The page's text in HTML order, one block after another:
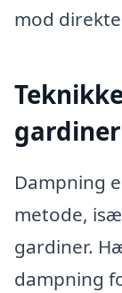
mod
gardiner
Dampning
metode,
gardiner.
dampning